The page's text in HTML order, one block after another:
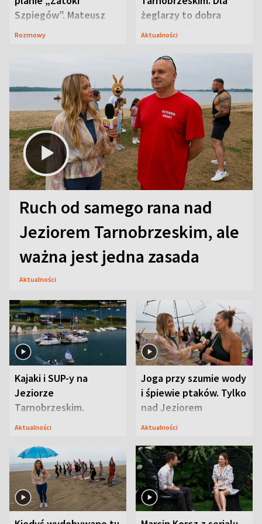
Szpiegów”. Mateusz
Janicki odsłonił
Rozmowy
żeglarzy to dobra
wiadomość
Aktualności
Ruch od samego rana nad
Jeziorem Tarnobrzeskim, ale
ważna jest jedna zasada
Aktualności
Kajaki i SUP-y na
Jeziorze
Tarnobrzeskim.
Przyrodnicy zwracają
Aktualności
Joga przy szumie wody
i śpiewie ptaków. Tylko
nad Jeziorem
Tarnobrzeskim
Aktualności